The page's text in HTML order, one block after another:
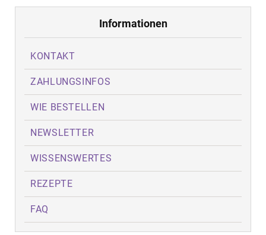
Informationen
KONTAKT
ZAHLUNGSINFOS
WIE BESTELLEN
NEWSLETTER
WISSENSWERTES
REZEPTE
FAQ